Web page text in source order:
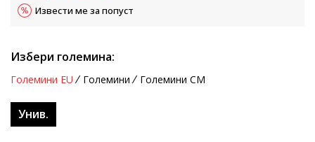
Извести ме за попуст
Избери големина:
Големини EU Големини Големини CM
Унив.